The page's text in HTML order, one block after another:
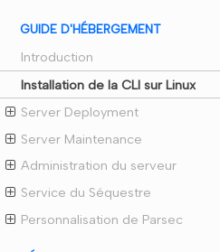
GUIDE D'HÉBERGEMENT
Introduction
Installation de la CLI sur Linux
Server Deployment
Server Maintenance
Administration du serveur
Service du Séquestre
Personnalisation de Parsec